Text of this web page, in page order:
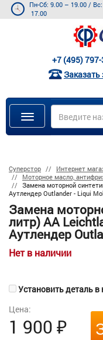
Пн-Сб: 9.00 – 19.00 /
17.00
+7 (495)
Заказать
Суперстор
Интернет
Моторное масло,
Замена моторной
Аутлендер Outlander - Liqui
Замена
литр) AA
Аутлендер
Нет в наличии
Установить деталь в
Цена:
1 900 ₽